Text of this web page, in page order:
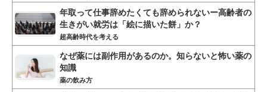
年取って仕事辞めたくても辞められないー高齢者の
生きがい就労は「絵に描いた餅」か？
超高齢時代を考える
なぜ薬には副作用があるのか。知らないと怖い薬の
知識
薬の飲み方